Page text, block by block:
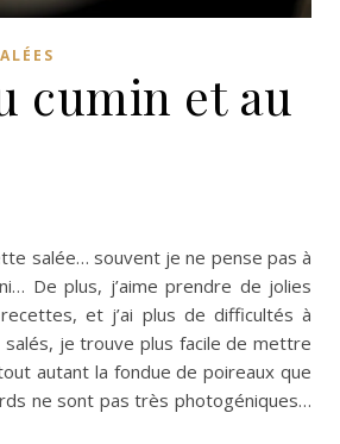
cumin et au
salée… souvent je ne pense pas à
De plus, j’aime prendre de jolies
et j’ai plus de difficultés à
je trouve plus facile de mettre
autant la fondue de poireaux que
ne sont pas très photogéniques…